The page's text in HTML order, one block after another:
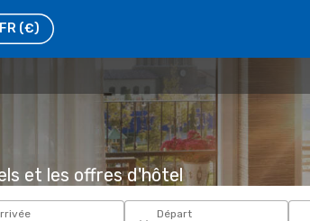
FR (€)
et les offres d'hôtel
Départ